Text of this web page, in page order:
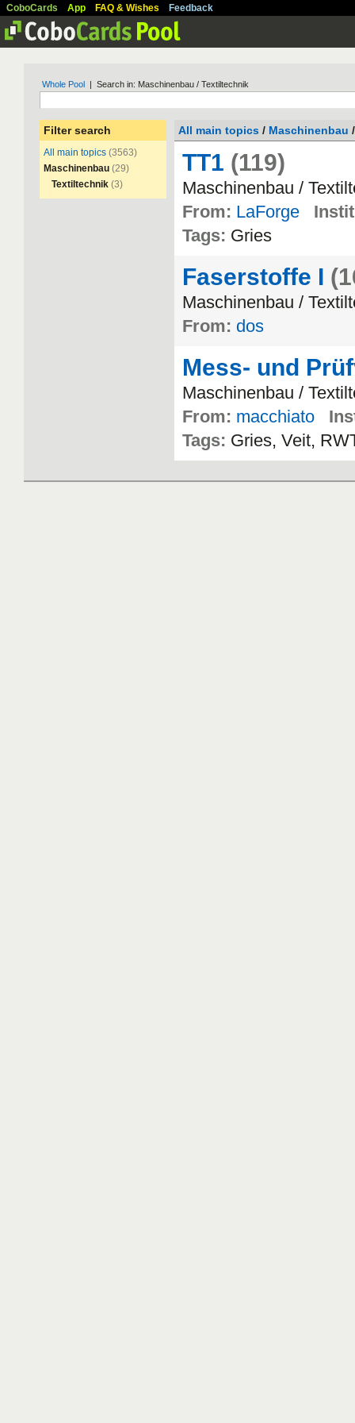
CoboCards App FAQ & Wishes Feedback
Whole Pool | Search in: Maschinenbau / Textiltechnik
Filter search
All main topics (3563)
Maschinenbau (29)
Textiltechnik (3)
All main topics / Maschinenbau
TT1 (119)
Maschinenbau /
From: LaForge
Tags: Gries
Faserstoffe I
Maschinenbau /
From: dos
Mess- und
Maschinenbau /
From: macchiato
Tags: Gries, Veit,